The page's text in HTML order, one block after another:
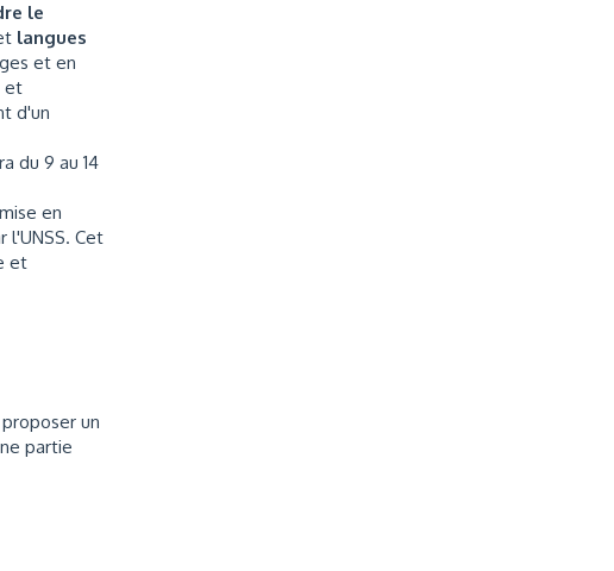
le
langues
et en
et
d'un
du 9 au 14
en
l'UNSS. Cet
et
un
partie